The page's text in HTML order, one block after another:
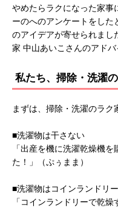
やめたらラクになった家事
ーのへのアンケートをし
のアイデアが寄せられまし
家 中山あいこさんのアドバ
私たち、掃除・洗濯
まずは、掃除・洗濯のラク
■洗濯物は干さない
「出産を機に洗濯乾燥機
た！」（ぷぅまま）
■洗濯物はコインランドリー
「コインランドリーで乾